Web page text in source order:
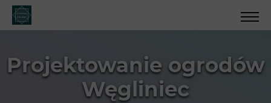
Projektowanie ogrodów
Węgliniec